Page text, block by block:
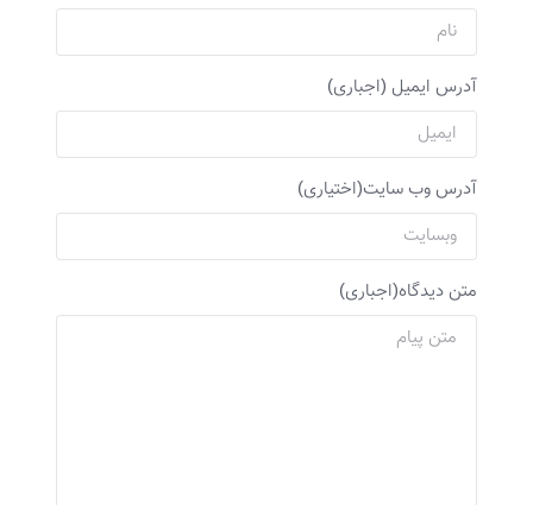
آدرس ایمیل (اجباری)
آدرس وب سایت(اختیاری)
متن دیدگاه(اجباری)